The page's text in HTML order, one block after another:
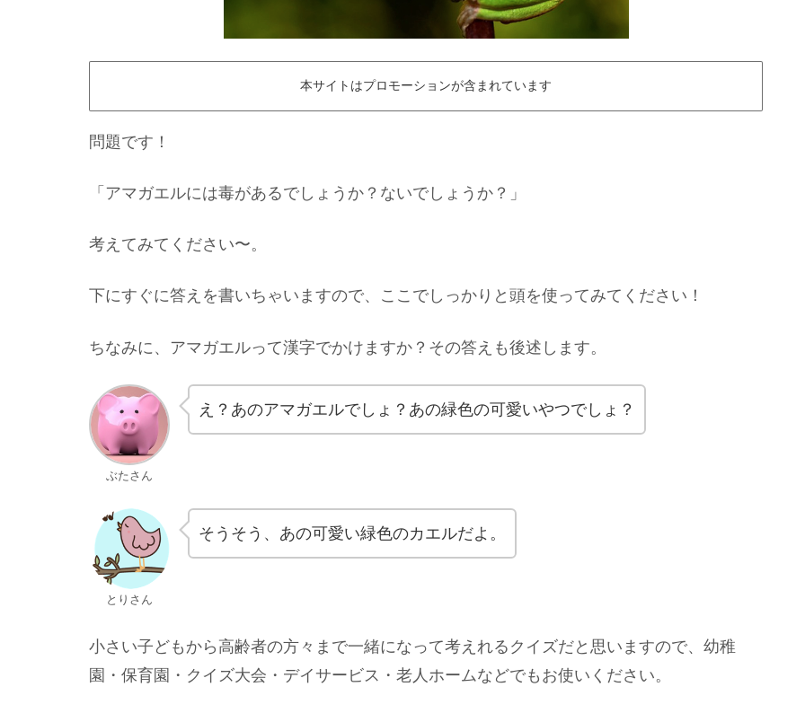
本サイトはプロモーションが含まれています
問題です！
「アマガエルには毒があるでしょうか？ないでしょうか？」
考えてみてください〜。
下にすぐに答えを書いちゃいますので、ここでしっかりと頭を使ってみてください！
ちなみに、アマガエルって漢字でかけますか？その答えも後述します。
ぶたさん
え？あのアマガエルでしょ？あの緑色の可愛いやつでしょ？
とりさん
そうそう、あの可愛い緑色のカエルだよ。
小さい子どもから高齢者の方々まで一緒になって考えれるクイズだと思いますので、幼稚
園・保育園・クイズ大会・デイサービス・老人ホームなどでもお使いください。